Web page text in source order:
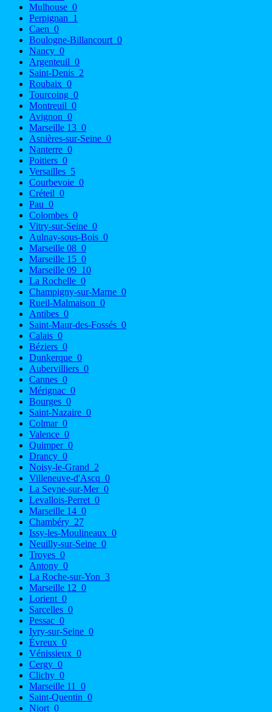
Mulhouse 0
Perpignan 1
Caen 0
Boulogne-Billancourt 0
Nancy 0
Argenteuil 0
Saint-Denis 2
Roubaix 0
Tourcoing 0
Montreuil 0
Avignon 0
Marseille 13 0
Asnières-sur-Seine 0
Nanterre 0
Poitiers 0
Versailles 5
Courbevoie 0
Créteil 0
Pau 0
Colombes 0
Vitry-sur-Seine 0
Aulnay-sous-Bois 0
Marseille 08 0
Marseille 15 0
Marseille 09 10
La Rochelle 0
Champigny-sur-Marne 0
Rueil-Malmaison 0
Antibes 0
Saint-Maur-des-Fossés 0
Calais 0
Béziers 0
Dunkerque 0
Aubervilliers 0
Cannes 0
Mérignac 0
Bourges 0
Saint-Nazaire 0
Colmar 0
Valence 0
Quimper 0
Drancy 0
Noisy-le-Grand 2
Villeneuve-d'Ascq 0
La Seyne-sur-Mer 0
Levallois-Perret 0
Marseille 14 0
Chambéry 27
Issy-les-Moulineaux 0
Neuilly-sur-Seine 0
Troyes 0
Antony 0
La Roche-sur-Yon 3
Marseille 12 0
Lorient 0
Sarcelles 0
Pessac 0
Ivry-sur-Seine 0
Évreux 0
Vénissieux 0
Cergy 0
Clichy 0
Marseille 11
0
Saint-Quentin 0
Niort 0